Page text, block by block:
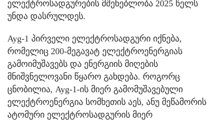
ელექტროსადგურების მშენებლობა 2025 წელს
უნდა დასრულდეს.
Ayg-1 პირველი ელექტროსადგური იქნება,
რომელიც 200-მეგავატ ელექტროენერგიას
გამოიმუშავებს და ენერგიის მიღების
მნიშვნელოვანი წყარო გახდება. როგორც
ცნობილია, Ayg-1-ის მიერ გამომუშავებული
ელექტროენერგია სომხეთის აეს, ანუ მეწამორის
ატომური ელექტროსადგურის მიერ